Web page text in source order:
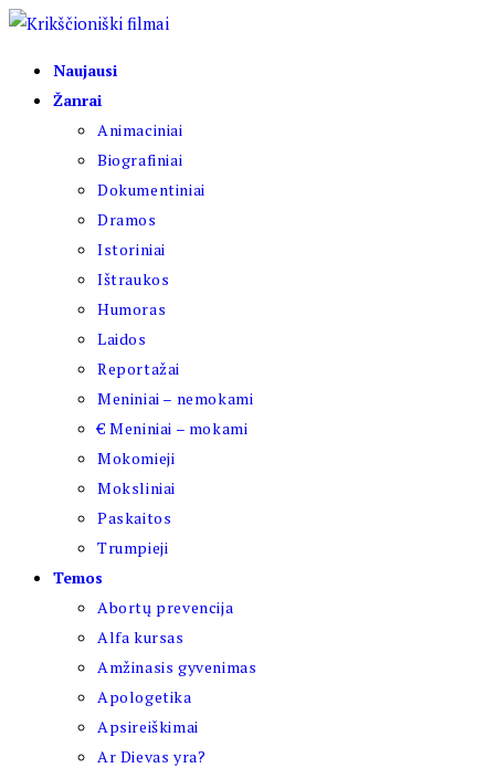
Skip
content
Naujausi
Žanrai
Animaciniai
Biografiniai
Dokumentiniai
Dramos
Istoriniai
Ištraukos
Humoras
Laidos
Reportažai
Meniniai – nemokami
€ Meniniai – mokami
Mokomieji
Moksliniai
Paskaitos
Trumpieji
Temos
Abortų prevencija
Alfa kursas
Amžinasis gyvenimas
Apologetika
Apsireiškimai
Ar Dievas yra?